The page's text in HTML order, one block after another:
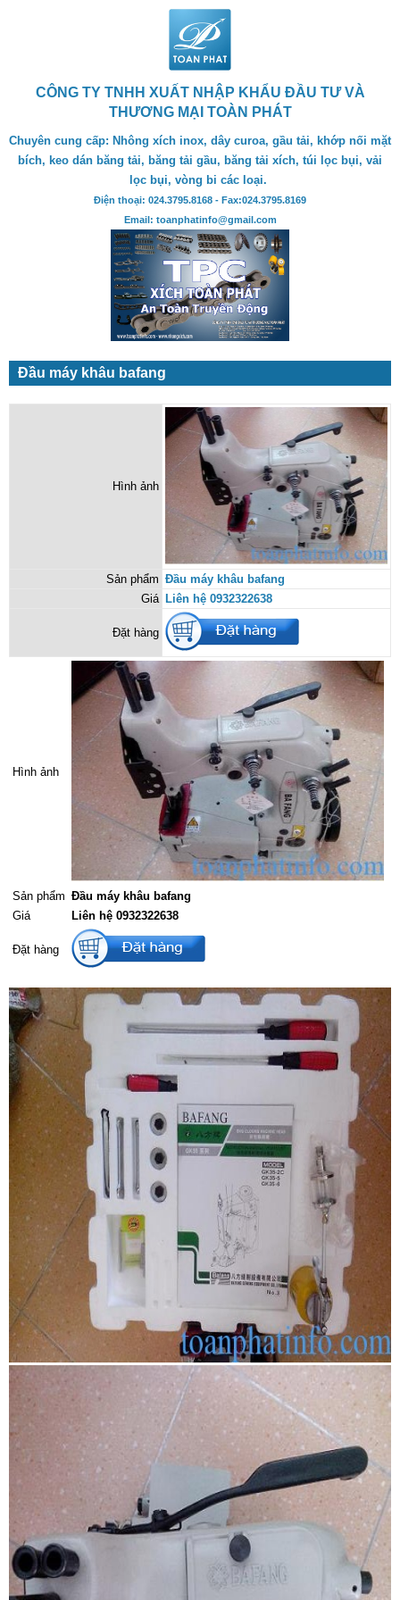
CÔNG TY TNHH XUẤT NHẬP KHẨU ĐẦU TƯ VÀ
THƯƠNG MẠI TOÀN PHÁT
Chuyên cung cấp: Nhông xích inox, dây curoa, gầu tải, khớp nối mặt
bích, keo dán băng tải, băng tải gầu, băng tải xích, túi lọc bụi, vải
lọc bụi, vòng bi các loại.
Điện thoại: 024.3795.8168 - Fax:024.3795.8169
Email: toanphatinfo@gmail.com
Đầu máy khâu bafang
Hình ảnh
Sản phẩm Đầu máy khâu bafang
Giá Liên hệ 0932322638
Đặt hàng
Hình ảnh
Sản phẩm Đầu máy khâu bafang
Giá
Liên hệ 0932322638
Đặt hàng